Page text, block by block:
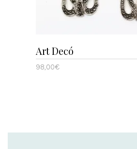
Art Decó
98,00€